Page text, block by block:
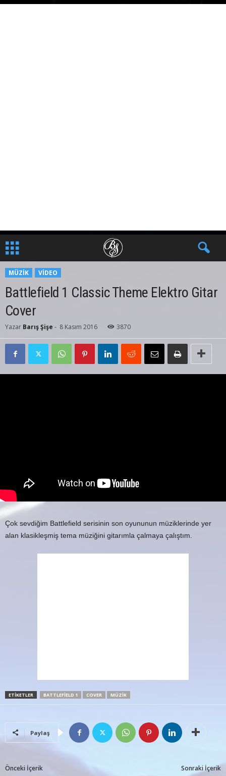
MÜZIK VIDEO
Battlefield 1 Classic Theme Elektro Gitar
Cover
Yazar Barış Şişe - 8 Kasım 2016 3870
Çok sevdiğim Battlefield serisinin son oyununun müziklerinde yer
alan klasikleşmiş tema müziğini gitarımla çalmaya çalıştım.
ETIKETLER BATTLEFIELD 1 COVER MÜZIK
Paylaş
Önceki İçerik Sonraki İçerik